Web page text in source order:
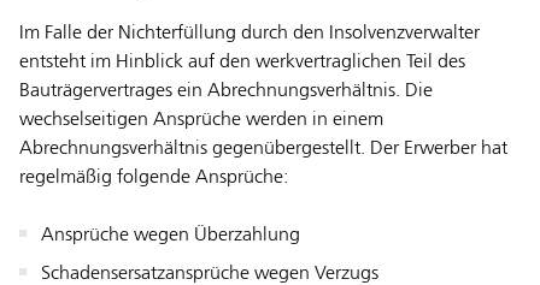
Im Falle der Nichterfüllung durch den Insolvenzverwalter
entsteht im Hinblick auf den werkvertraglichen Teil des
Bauträgervertrages ein Abrechnungsverhältnis. Die
wechselseitigen Ansprüche werden in einem
Abrechnungsverhältnis gegenübergestellt. Der Erwerber hat
regelmäßig folgende Ansprüche:
Ansprüche wegen Überzahlung
Schadensersatzansprüche wegen Verzugs